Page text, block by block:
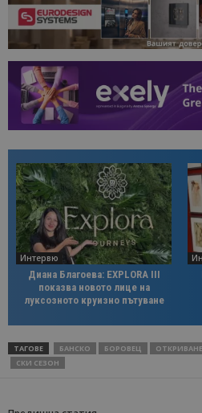
Интервю
Диана Благоева: EXPLORA III
показва новото лице на
луксозното круизно пътуване
ТАГОВЕ БАНСКО БОРОВЕЦ
СКИ СЕЗОН